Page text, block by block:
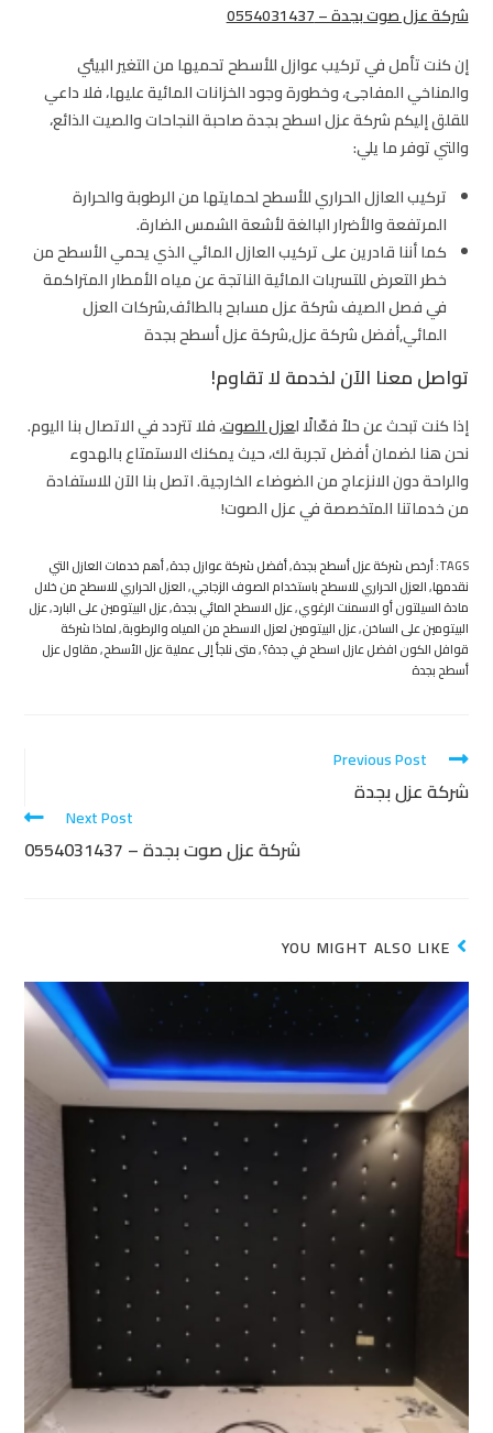
شركة عزل صوت بجدة – 0554031437
إن كنت تأمل في تركيب عوازل للأسطح تحميها من التغير البيئي
والمناخي المفاجئ، وخطورة وجود الخزانات المائية عليها، فلا داعي
للقلق إليكمشركة عزل اسطح بجدةصاحبة النجاحات والصيت الذائع،
والتي توفر ما يلي:
تركيب العازل الحراري للأسطح لحمايتها من الرطوبة والحرارة
المرتفعة والأضرار البالغة لأشعة الشمس الضارة.
كما أننا قادرين على تركيب العازل المائي الذي يحمي الأسطح من
خطر التعرض للتسربات المائية الناتجة عن مياه الأمطار المتراكمة
في فصل الصيف شركة عزل مسابح بالطائف,شركات العزل
المائي,أفضل شركة عزل,شركة عزل أسطح بجدة
تواصل معنا الآن لخدمة لا تقاوم!
إذا كنت تبحث عن حلاً فعّالًا لعزل الصوت، فلا تتردد في الاتصال بنا اليوم.
نحن هنا لضمان أفضل تجربة لك، حيث يمكنك الاستمتاع بالهدوء
والراحة دون الانزعاج من الضوضاء الخارجية. اتصل بنا الآن للاستفادة
من خدماتنا المتخصصة في عزل الصوت!
TAGS
:أرخص شركة عزل أسطح بجدة,أفضل شركة عوازل جدة,أهم خدمات العازل التي
نقدمها,العزل الحراري للاسطح باستخدام الصوف الزجاجي,العزل الحراري للاسطح من خلال
مادة السيلتون أو الاسمنت الرغوي,عزل الاسطح المائي بجدة,عزل البيتومين على البارد,عزل
البيتومين على الساخن,عزل البيتومين لعزل الاسطح من المياه والرطوبة,لماذا شركة
قوافل الكون افضل عازل اسطح في جدة؟,متى نلجأ إلى عملية عزل الأسطح,مقاول عزل
أسطح بجدة
Previous Post
شركة عزل بجدة
Next Post
شركة عزل صوت بجدة – 0554031437
YOU MIGHT ALSO LIKE